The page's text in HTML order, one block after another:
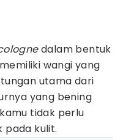
dalam bentuk
wangi yang
utama dari
yang bening
tidak perlu
pada kulit.